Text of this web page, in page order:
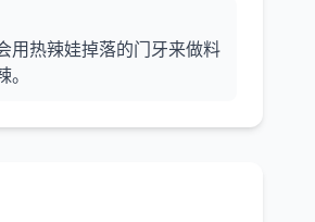
用热辣娃掉落的门牙来做料